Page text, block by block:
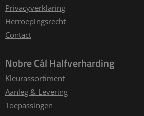
Privacyverklaring
Herroepingsrecht
Contact
Nobre Cál Halfverharding
Kleurassortiment
Aanleg & Levering
Toepassingen